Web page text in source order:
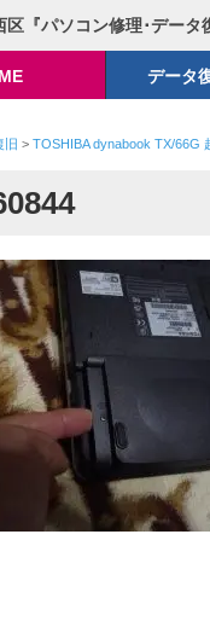
区『パソコン修理･データ
データ
旧 > TOSHIBA dynabook TX/66G